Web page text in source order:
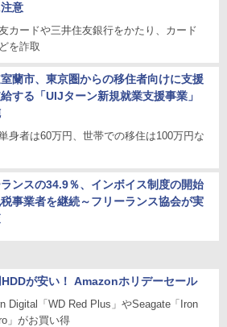
意
カードや三井住友銀行をかたり、カード
を詐取
蘭市、東京圏からの移住者向けに支援
する「UIJターン新規就業支援事業」
身者は60万円、世帯での移住は100万円な
ンスの34.9％、インボイス制度の開始
事業者を継続～フリーランス協会が実
が安い！ Amazonホリデーセール
Digital「WD Red Plus」やSeagate「Iron
」がお買い得